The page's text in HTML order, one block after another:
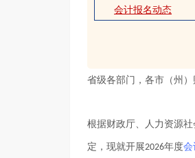
会计报名动态
省级各部门，各市（州）
根据财政厅、人力资源
定，现就开展2026年度会